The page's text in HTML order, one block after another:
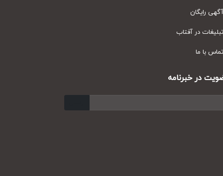
رایگان
در آفتاب
با ما
در خبرنامه